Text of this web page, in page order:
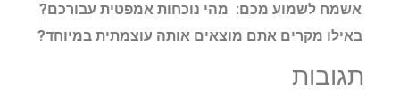
אשמח לשמוע מכם: מהי נוכחות אמפטית עבורכם?
באילו מקרים אתם מוצאים אותה עוצמתית במיוחד?
תגובות